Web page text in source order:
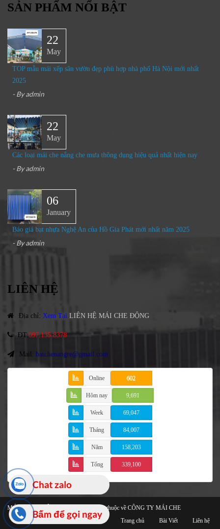
SẢN PHẨM NỔI BẬT
22
May
TOP mẫu mái xếp sân vườn đẹp phù hợp nhà phố Hà Nội mới nhất
2025
- Byadmin
22
May
Các loại mái che nắng che mưa thông dụng hiệu quả nhất hiện nay
- Byadmin
06
January
Báo giá bạt nhựa Nghệ An của Hồ Gia Phát mới nhất năm 2025
- Byadmin
LIÊN HỆ
Địa chỉ: Xem Tại LIÊN HỆ MÁI CHE ĐỘNG
ĐT:097.135.8378
Mail: batchenangre@gmail.com
Online 602
Hôm nay 9,691
Week 69,047
Tháng 84,007
Năm 158,203
Tổng 339,100
MÁI CHE DI ĐỘNG © 2021 Bản quyền thuộc về CÔNG TY MÁI CHE
Bấm để gọi ngay
Chat zalo
Trang chủ Bài Viết Liên hệ